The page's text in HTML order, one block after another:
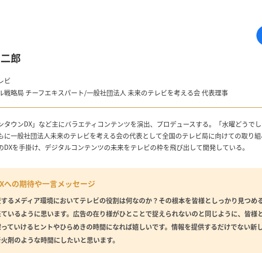
郎
ビ
戦略局 チーフエキスパート/一般社団法人 未来のテレビを考える会 代表理事
タウンDX」など主にバラエティコンテンツを演出、プロデュースする。「水曜どうで
に一般社団法人未来のテレビを考える会の代表として全国のテレビ局に向けての取り
DXを手掛け、デジタルコンテンツの未来をテレビの枠を飛び出して開発している。
への期待や一言メッセージ
るメディア環境においてテレビの役割は何なのか？その根本を皆様としっかり見つめ
いるように思います。広告の在り様がひとことで捉えられないのと同じように、皆様
ていけるヒントやひらめきの時間になれば嬉しいです。情報を提供するだけでない新
剤のような時間にしたいと思います。